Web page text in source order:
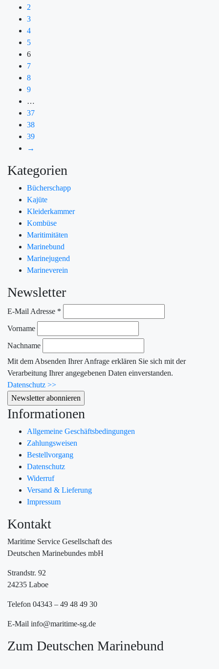
2
3
4
5
6
7
8
9
…
37
38
39
→
Kategorien
Bücherschapp
Kajüte
Kleiderkammer
Kombüse
Maritimitäten
Marinebund
Marinejugend
Marineverein
Newsletter
E-Mail Adresse *
Vorname
Nachname
Mit dem Absenden Ihrer Anfrage erklären Sie sich mit der
Verarbeitung Ihrer angegebenen Daten einverstanden.
Datenschutz >>
Informationen
Allgemeine Geschäftsbedingungen
Zahlungsweisen
Bestellvorgang
Datenschutz
Widerruf
Versand & Lieferung
Impressum
Kontakt
Maritime Service Gesellschaft des
Deutschen Marinebundes mbH
Strandstr. 92
24235 Laboe
Telefon 04343 – 49 48 49 30
E-Mail info@maritime-sg.de
Zum Deutschen Marinebund